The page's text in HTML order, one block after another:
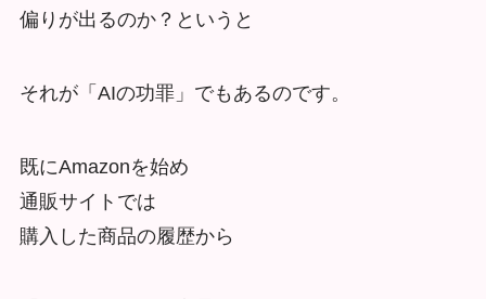
偏りが出るのか？というと
それが「AIの功罪」でもあるのです。
既にAmazonを始め
通販サイトでは
購入した商品の履歴から